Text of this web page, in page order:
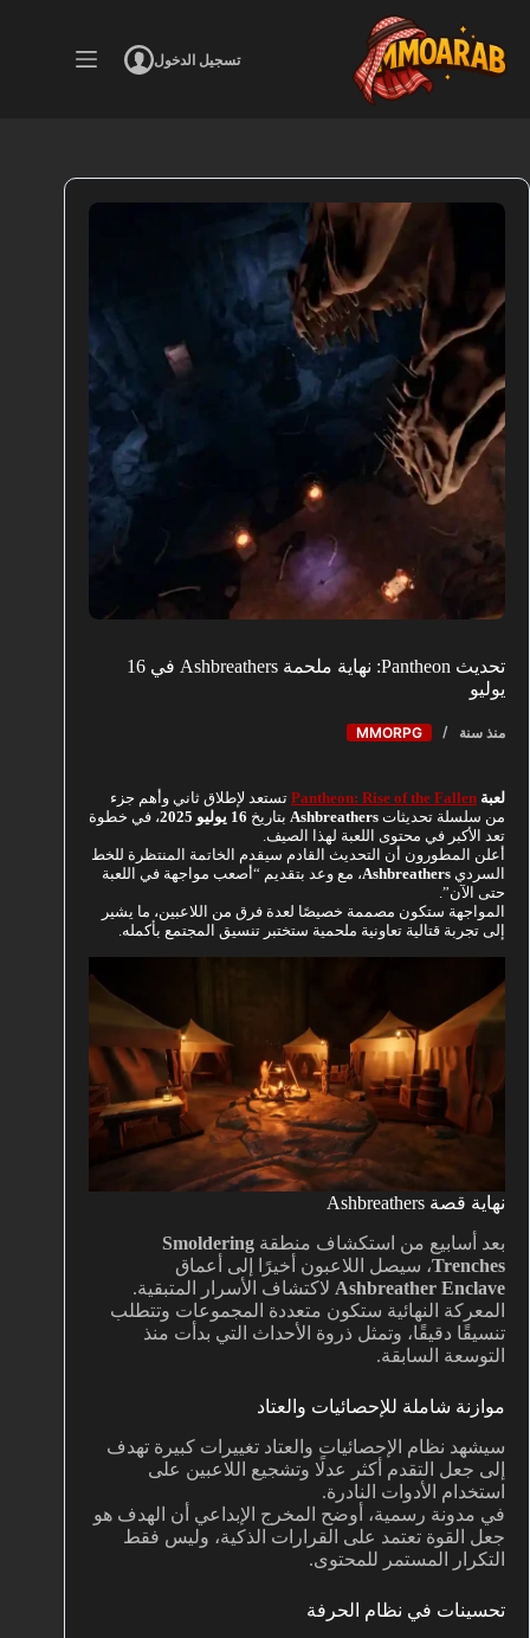
المحتوى
تسجيل الدخول
تحديث Pantheon: نهاية ملحمة Ashbreathers في 16
يوليو
منذ سنة MMORPG
لعبة Pantheon: Rise of the Fallen تستعد لإطلاق ثاني وأهم جزء
من سلسلة تحديثات Ashbreathers بتاريخ 16 يوليو 2025
، في خطوة
تعد الأكبر في محتوى اللعبة لهذا الصيف.
أعلن المطورون أن التحديث القادم سيقدم الخاتمة المنتظرة للخط
السردي Ashbreathers، مع وعد بتقديم “أصعب مواجهة في اللعبة
حتى الآن”.
المواجهة ستكون مصممة خصيصًا لعدة فرق من اللاعبين، ما يشير
إلى تجربة قتالية تعاونية ملحمية ستختبر تنسيق المجتمع بأكمله.
نهاية قصة Ashbreathers
بعد أسابيع من استكشاف منطقة Smoldering
Trenches، سيصل اللاعبون أخيرًا إلى أعماق
Ashbreather Enclave لاكتشاف الأسرار المتبقية.
المعركة النهائية ستكون متعددة المجموعات وتتطلب
تنسيقًا دقيقًا، وتمثل ذروة الأحداث التي بدأت منذ
التوسعة السابقة.
موازنة شاملة للإحصائيات والعتاد
سيشهد نظام الإحصائيات والعتاد تغييرات كبيرة تهدف
إلى جعل التقدم أكثر عدلًا وتشجيع اللاعبين على
استخدام الأدوات النادرة.
في مدونة رسمية، أوضح المخرج الإبداعي أن الهدف هو
جعل القوة تعتمد على القرارات الذكية، وليس فقط
التكرار المستمر للمحتوى.
تحسينات في نظام الحرفة